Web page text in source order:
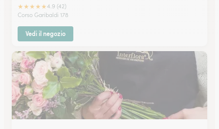
★★★★★4.9 (42)
Corso Garibaldi 178
Vedi il negozio